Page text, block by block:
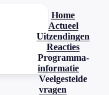
Home
Actueel
Uitzendingen
Reacties
Programma-
informatie
Veelgestelde
vragen